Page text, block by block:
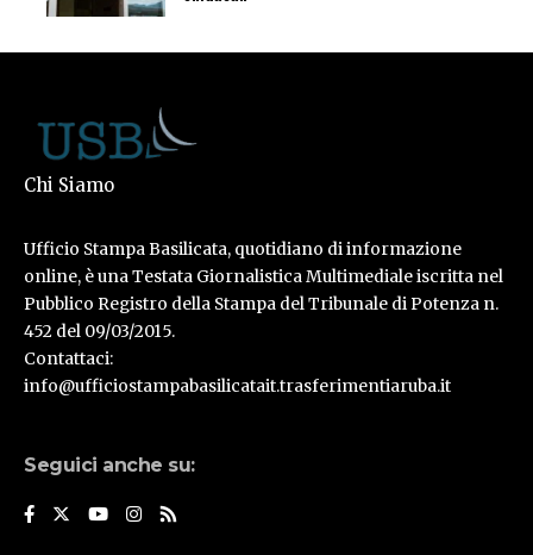
Chi Siamo
Ufficio Stampa Basilicata, quotidiano di informazione
online, è una Testata Giornalistica Multimediale iscritta nel
Pubblico Registro della Stampa del Tribunale di Potenza n.
452 del 09/03/2015.
Contattaci:
info@ufficiostampabasilicatait.trasferimentiaruba.it
Seguici anche su: